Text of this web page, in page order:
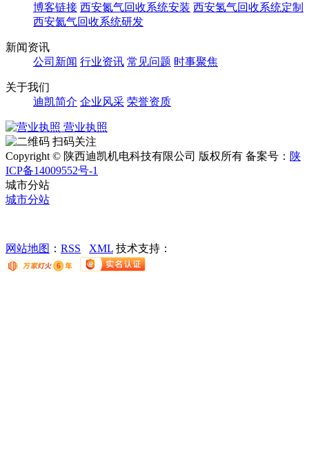
博客链接 西安氮气回收系统安装 西安氢气回收系统定制
西安氦气回收系统研发
新闻资讯
公司新闻 行业资讯 常见问题 时事聚焦
关于我们
迪凯简介 企业风采 荣誉资质
营业执照
扫码关注
Copyright © 陕西迪凯机电科技有限公司 版权所有 备案号： 陕
ICP备14009552号-1
城市分站
城市分站
网站地图 ： RSS XML 技术支持：